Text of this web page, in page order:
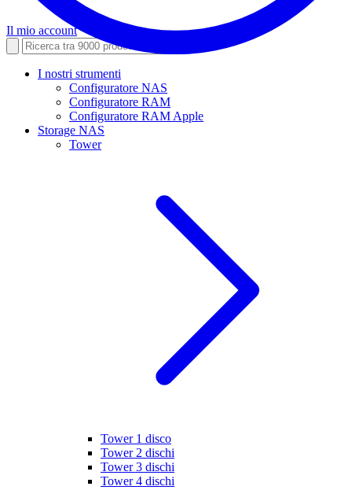
Il mio account
I nostri strumenti
Configuratore NAS
Configuratore RAM
Configuratore RAM Apple
Storage NAS
Tower
Tower 1 disco
Tower 2 dischi
Tower 3 dischi
Tower 4 dischi